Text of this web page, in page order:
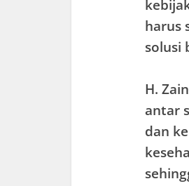
harus
solusi
H.
antar
dan